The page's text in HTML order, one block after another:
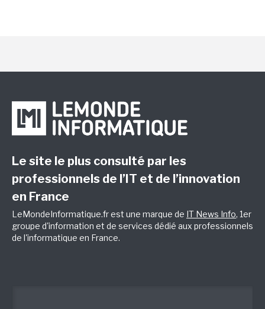
Le site le plus consulté par les
professionnels de l’IT et de l’innovation
en France
LeMondeInformatique.fr est une marque de IT News Info, 1er
groupe d'information et de services dédié aux professionnels
de l'informatique en France.